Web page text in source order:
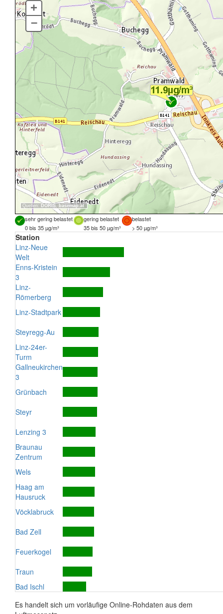
Quellen: DORIS, basemap.at
+
–
sehr gering belastet gering belastet
belastet
0 bis 35 µg/m³
35 bis 50 µg/m³ > 50 µg/m³
Station
Linz-Neue
Welt
Enns-Kristein
3
Linz-
Römerberg
Linz-Stadtpark
Steyregg-Au
Linz-24er-
Turm
Gallneukirchen
3
Grünbach
Steyr
Lenzing 3
Braunau
Zentrum
Wels
Haag am
Hausruck
Vöcklabruck
Bad Zell
Feuerkogel
Traun
Bad Ischl
Es handelt sich um vorläufige Online-Rohdaten aus dem